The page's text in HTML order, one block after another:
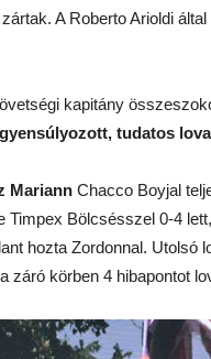
zártak. A Roberto Arioldi
kapitány
tudatos
Mariann Chacco Boyjal
Timpex Bölcsésszel 0-4
hozta Zordonnal. Utolsó
záró körben 4 hibapontot